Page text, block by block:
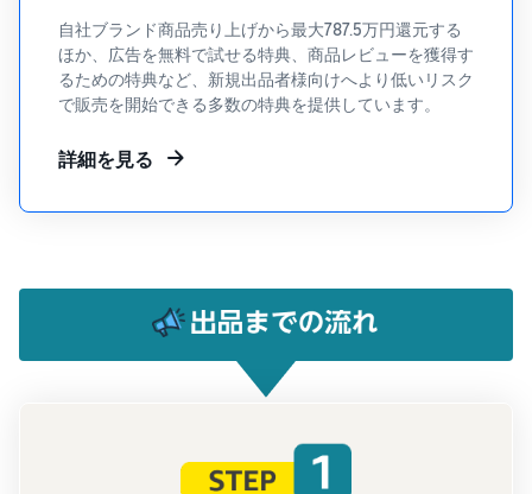
自社ブランド商品売り上げから最大787.5万円還元する
ほか、広告を無料で試せる特典、商品レビューを獲得す
るための特典など、新規出品者様向けへより低いリスク
で販売を開始できる多数の特典を提供しています。
詳細を見る